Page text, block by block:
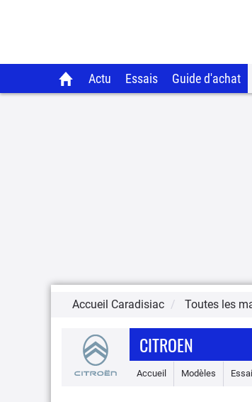
Actu Essais Guide d'achat
Accueil Caradisiac Toutes les
CITROEN
Accueil Modèles